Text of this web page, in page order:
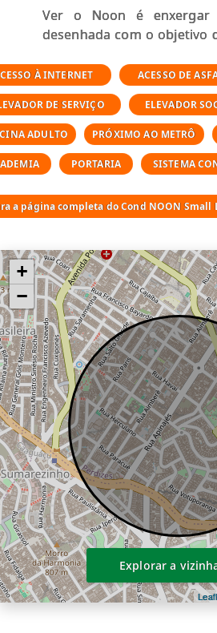
Ver o Noon é enxergar
desenhada com o objetivo
como um hotel,
como o seu lar.
Os 104 apartamentos do
são mobiliados pela
à marcenaria Ornare
última geração e enxoval
Os detalhes e
apartamentos foram
lembrar espaços
demandas de cada
do período escolhido.
O Noon possui áreas de
espaçosas, modernas e
aproximam você de
para tornar essa
Essencial é morar onde
facilidade em todos os
Área de lazer do
Luxury Apartments
Churrasqueira
Espaço Gourmet
À INTERNET ACESSO DE
DE SERVIÇO ELEVADOR
ADULTO PRÓXIMO AO METRÔ
PORTARIA SISTEMA
a página completa do Cond NOON
+
−
Explorar a